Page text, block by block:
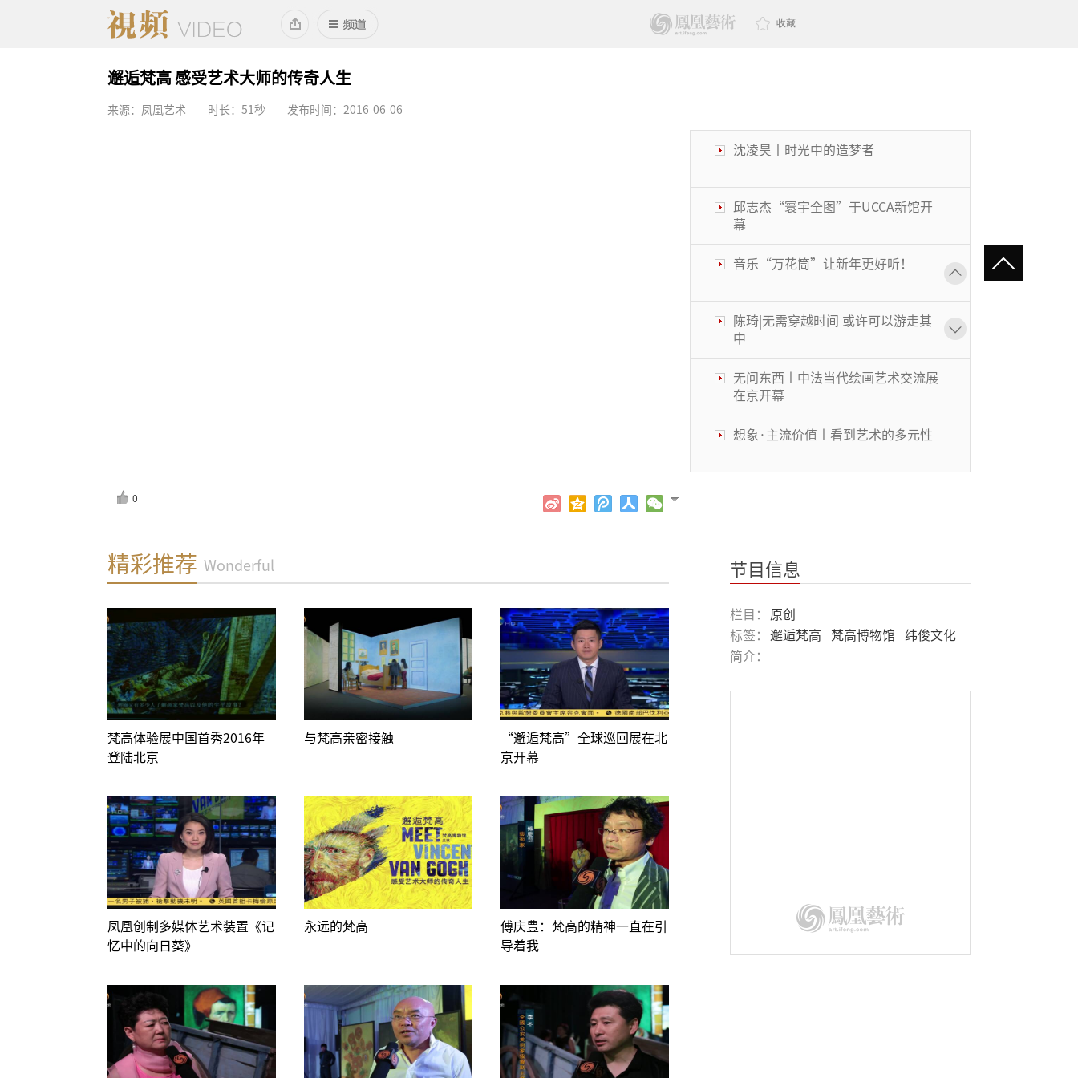
收藏
邂逅梵高 感受艺术大师的传奇人生
来源：凤凰艺术 时长：51秒 发布时间：2016-06-06
沈凌昊丨时光中的造梦者
邱志杰“寰宇全图”于UCCA新馆开
幕
音乐“万花筒”让新年更好听！
陈琦|无需穿越时间 或许可以游走其
中
无问东西丨中法当代绘画艺术交流展
在京开幕
想象·主流价值丨看到艺术的多元性
代艺术的碰撞
风景画展丨穿越大洋的艺术
鉴往知来丨华人教育名家共话“大艺
圳“琵鹭杯”隆重举行
0
精彩推荐 Wonderful
梵高体验展中国首秀2016年
登陆北京
与梵高亲密接触
“邂逅梵高”全球巡回展在北
京开幕
凤凰创制多媒体艺术装置《记
忆中的向日葵》
永远的梵高
傅庆豊：梵高的精神一直在引
导着我
节目信息
栏目：
原创
标签：
邂逅梵高 梵高博物馆
纬俊文化
简介：